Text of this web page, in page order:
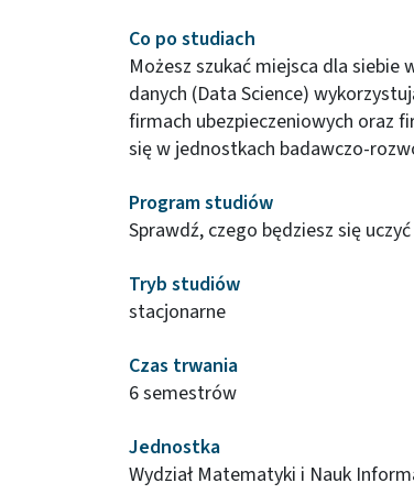
Co po studiach
Możesz szukać miejsca dla
danych (Data Science)
firmach ubezpieczeniowych oraz
się w jednostkach badawczo-
Program studiów
Sprawdź, czego będziesz się uczyć
Tryb studiów
stacjonarne
Czas trwania
6 semestrów
Jednostka
Wydział Matematyki i Nauk